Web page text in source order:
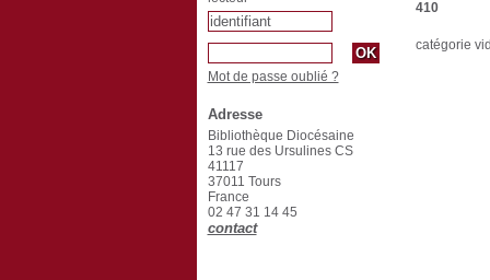
410
catégorie
Mot de passe oublié ?
Adresse
Bibliothèque Diocésaine
13 rue des Ursulines CS
41117
37011 Tours
France
02 47 31 14 45
contact